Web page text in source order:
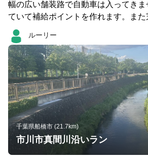
幅の広い舗装路で自動車は入ってき
ていて補給ポイントを作れます。ま
があり様々なメニューに対応出来ま
い時は利根川土手迄約1km。土手に
ースも可能です。 そして何より平日
トレス無しで走れます。
ルーリー
千葉県船橋市 (21.7km)
市川市真間川沿いラン